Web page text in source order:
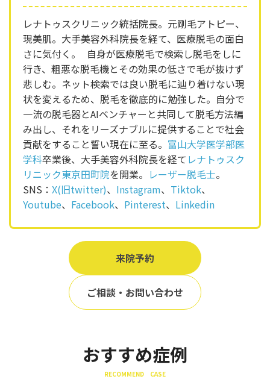
レナトゥスクリニック統括院長。元剛毛アトピー、
現美肌。大手美容外科院長を経て、医療脱毛の面白
さに気付く。 自身が医療脱毛で検索し脱毛をしに
行き、粗悪な脱毛機とその効果の低さで毛が抜けず
悲しむ。ネット検索では良い脱毛に辿り着けない現
状を変えるため、脱毛を徹底的に勉強した。自分で
一流の脱毛器とAIベンチャーと共同して脱毛方法編
み出し、それをリーズナブルに提供することで社会
貢献をすること誓い現在に至る。 富山大学医学部医
学科卒業後、大手美容外科院長を経て レナトゥスク
リニック東京田町院を開業。 レーザー脱毛士。
SNS： X(旧twitter)、 Instagram、 Tiktok、
Youtube、 Facebook、 Pinterest、 Linkedin
来院予約
ご相談・お問い合わせ
おすすめ症例
RECOMMEND CASE